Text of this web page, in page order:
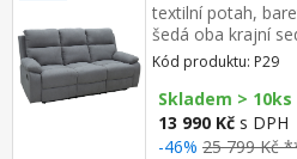
textilní potah,
šedá oba krajní
střední je pevný
Kód produktu: P29
Skladem > 10ks
13 990 Kč s DPH
-46% 25 799 Kč